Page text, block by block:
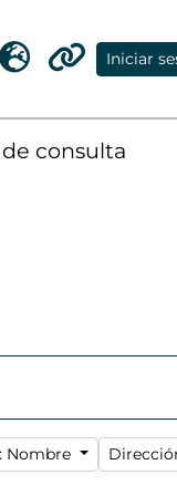
IdiomaEnlaces rápidos
Iniciar
consulta
Nombre